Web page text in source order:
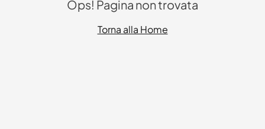
Ops! Pagina non trovata
Torna alla Home